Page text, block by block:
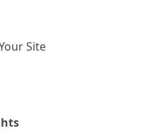
Site